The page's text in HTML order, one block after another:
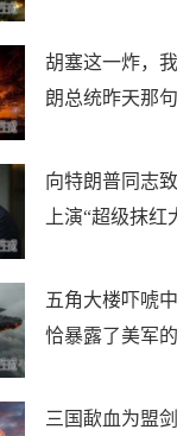
胡塞这一炸，
朗总统昨天那
向特朗普同志
上演“超级抹红
五角大楼吓唬
恰暴露了美军
三国歃血为盟